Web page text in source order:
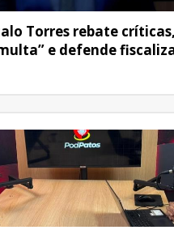
Torres rebate
e defende